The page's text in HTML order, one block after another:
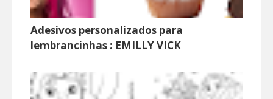
Adesivos personalizados para
lembrancinhas : EMILLY VICK